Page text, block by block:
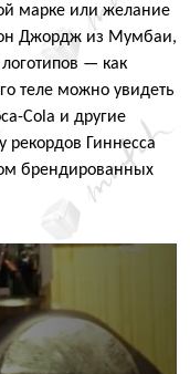
марке или желание
Джордж из Мумбаи,
— как
теле можно увидеть
Cola и другие
Гиннесса
брендированных